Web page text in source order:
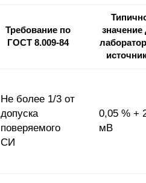
Требование по
ГОСТ 8.009-84
значение
Не более 1/3 от
допуска
поверяемого
СИ
0,05 % +
мВ